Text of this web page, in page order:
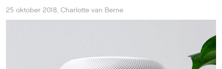
25 oktober 2018, Charlotte van Berne